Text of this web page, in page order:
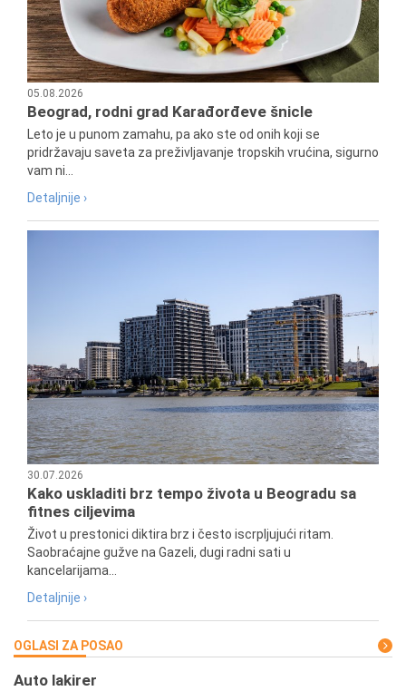
05.08.2026
Beograd, rodni grad Karađorđeve šnicle
Leto je u punom zamahu, pa ako ste od onih koji se
pridržavaju saveta za preživljavanje tropskih vrućina, sigurno
vam ni...
Detaljnije ›
30.07.2026
Kako uskladiti brz tempo života u Beogradu sa
fitnes ciljevima
Život u prestonici diktira brz i često iscrpljujući ritam.
Saobraćajne gužve na Gazeli, dugi radni sati u
kancelarijama...
Detaljnije ›
OGLASI ZA POSAO
Auto lakirer